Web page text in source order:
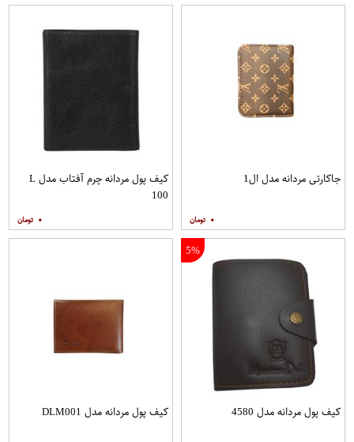
جاکارتی مردانه مدل ال1
۰
کیف پول مردانه چرم آفتاب مدل L
100
۰
5%
کیف پول مردانه مدل 4580 کیف پول مردانه مدل DLM001